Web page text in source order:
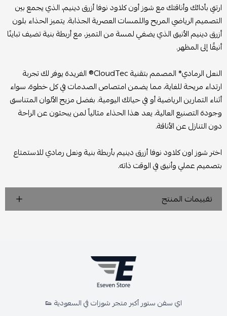
ارتقِ بأدائك وأناقتك مع شوز أون كلاود نوفا أزرق دينيم، الذي يجمع بين
التصميم الرياضي المريح واللمسات العصرية الجذابة. يتميز الحذاء بلون
أزرق دينيم الأنيق الذي يضفي لمسة من التميز، مع أربطة بنية تضيف تباينًا
أنيقًا إلى المظهر.
النعل الرمادي* المصمم بتقنية CloudTec® الفريدة يوفر لك تجربة
ارتداء مريحة للغاية، مما يضمن امتصاص الصدمات في كل خطوة، سواء
أثناء التمارين الرياضية أو في حياتك اليومية. بفضل مزيج الألوان المتناسق
وجودة التصنيع العالية، يعد هذا الحذاء مثالياً لمن يبحثون عن الراحة
دون التنازل عن الأناقة.
اختر شوز اون كلاود نوفا أزرق دينيم بأربطة بنية ونعل رمادي للاستمتاع
بتصميم عملي وأنيق في الوقت ذاته.
تقييمات المنتج
اي سفن ستور أكبر متجر شوزات في السعودية 👟